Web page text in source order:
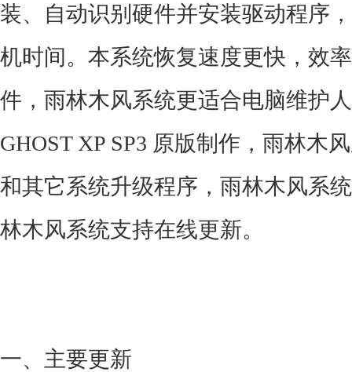
装、自动识别硬件并安装驱动程序
机时间。本系统恢复速度更快，效
件，雨林木风系统更适合电脑维护
GHOST XP SP3 原版制作，雨林木
和其它系统升级程序，雨林木风系
林木风系统支持在线更新。
一、主要更新